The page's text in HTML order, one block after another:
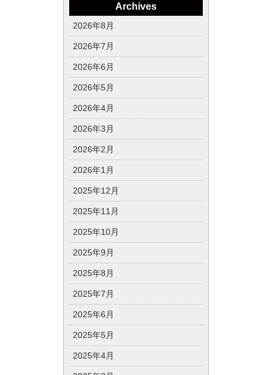
Archives
2026年8月
2026年7月
2026年6月
2026年5月
2026年4月
2026年3月
2026年2月
2026年1月
2025年12月
2025年11月
2025年10月
2025年9月
2025年8月
2025年7月
2025年6月
2025年5月
2025年4月